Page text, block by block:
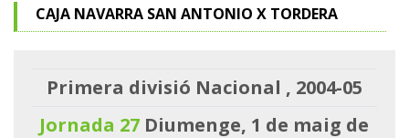
CAJA NAVARRA SAN ANTONIO X TORDERA
Primera divisió Nacional , 2004-05
Jornada 27 Diumenge, 1 de maig de